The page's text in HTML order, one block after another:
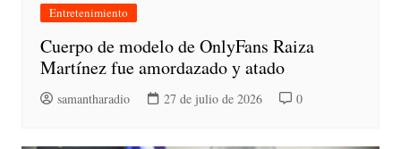
Entretenimiento
Cuerpo de modelo de OnlyFans Raiza
Martínez fue amordazado y atado
samantharadio 27 de julio de 2026 0